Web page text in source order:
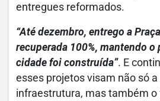
entregues reformados.
“Até dezembro, entrego a
recuperada 100%, mantendo o
cidade foi construída”. E
esses projetos visam não só
infraestrutura, mas também